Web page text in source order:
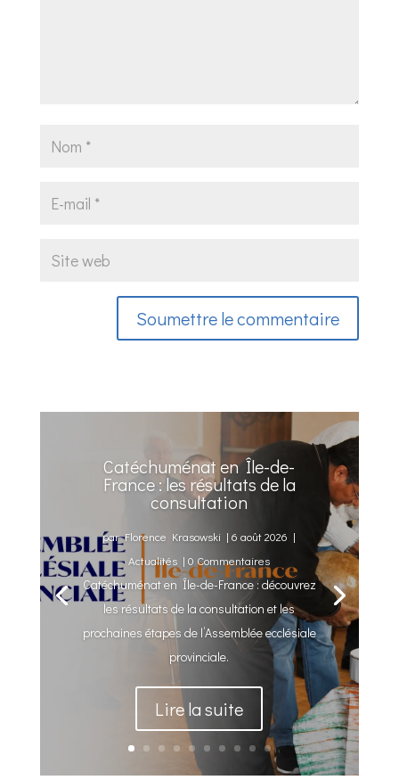
Soumettre le commentaire
Catéchuménat en Île-de-
France : les résultats de la
consultation
parFlorence Krasowski |6 août 2026 |
Actualités | 0 Commentaires
Catéchuménat en Île-de-France : découvrez
les résultats de la consultation et les
prochaines étapes de l’Assemblée ecclésiale
provinciale.
Lire la suite